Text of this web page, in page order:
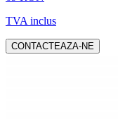
TVA inclus
CONTACTEAZA-NE